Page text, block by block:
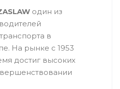
один из
в
На рынке с 1953
достиг высоких